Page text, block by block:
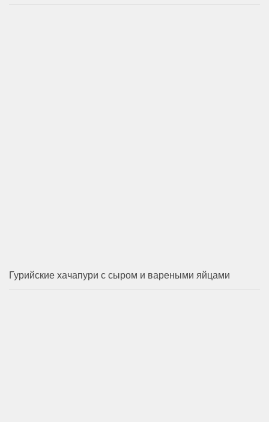
Гурийские хачапури с сыром и вареными яйцами